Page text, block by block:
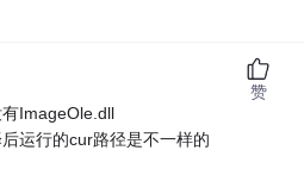
ImageOle.dll
运行的cur路径是不一样的
赞